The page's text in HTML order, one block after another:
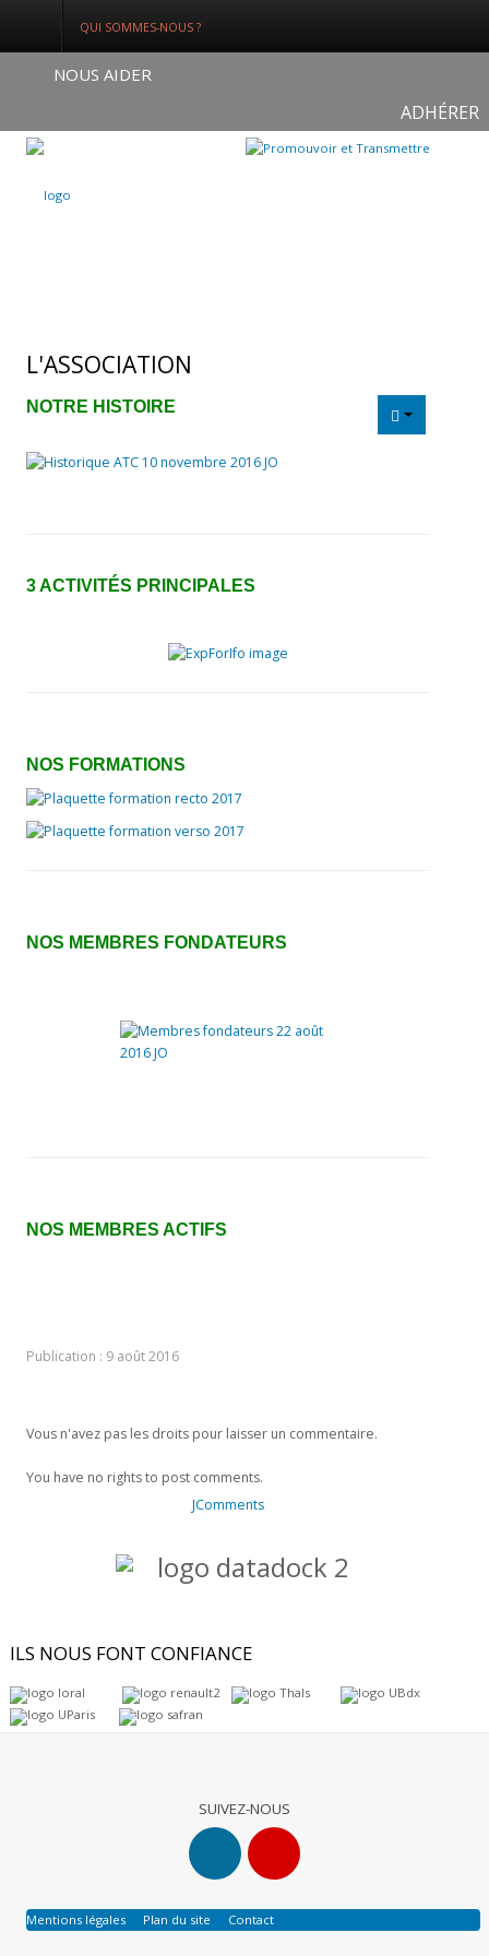
NOS FORMATIONS
Médias
QUI SOMMES-NOUS ?
NOUS AIDER
ADHÉRER
L'ASSOCIATION
NOTRE HISTOIRE
3 ACTIVITÉS PRINCIPALES
NOS FORMATIONS
NOS MEMBRES FONDATEURS
NOS MEMBRES ACTIFS
Publication : 9 août 2016
Vous n'avez pas les droits pour laisser un commentaire.
You have no rights to post comments.
JComments
ILS NOUS FONT CONFIANCE
SUIVEZ-NOUS
Mentions légales Plan du site Contact